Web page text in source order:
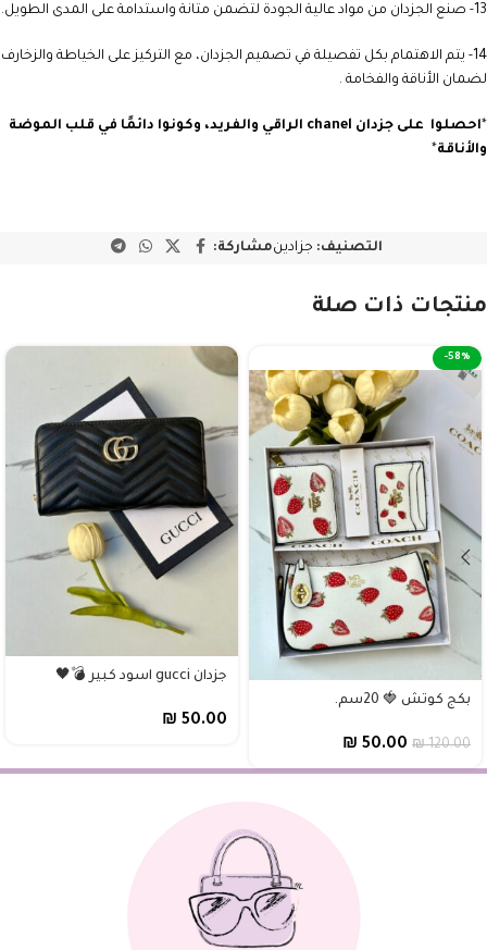
13- صنع الجزدان من مواد عالية الجودة لتضمن متانة واستدامة على المدى الطويل.
14- يتم الاهتمام بكل تفصيلة في تصميم الجزدان، مع التركيز على الخياطة والزخارف
لضمان الأناقة والفخامة .
*احصلوا على جزدان chanel الراقي والفريد، وكونوا دائمًا في قلب الموضة
والأناقة*
التصنيف: جزادينمشاركة:
منتجات ذات صلة
-58%
بكج كوتش 🍓 20سم.
₪120.00
₪ 50.00
جزدان gucci اسود كبير 💣🖤
₪ 50.00